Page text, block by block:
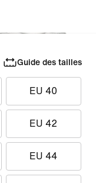
Guide des tailles
EU 40
EU 42
EU 44